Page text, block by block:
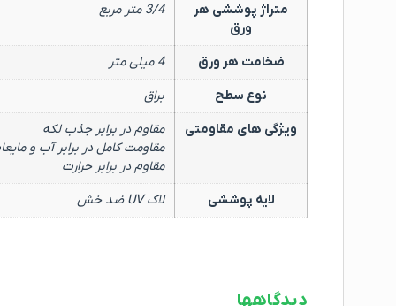
متراژ پوششی هر
ورق
3/4 متر مربع
ضخامت هر ورق
4 میلی متر
نوع سطح
براق
ویژگی های مقاومتی
مقاوم در برابر جذب لکه
مقاومت کامل در برابر آب و
مقاوم در برابر حرارت
لایه پوششی
لاک UV ضد خش
دیدگاهها